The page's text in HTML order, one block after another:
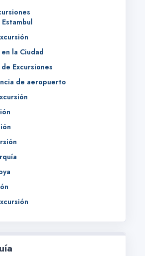
la Ciudad
Excursiones
de aeropuerto